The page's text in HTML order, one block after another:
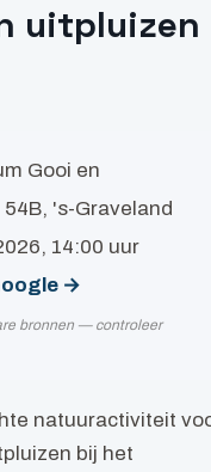
uitpluizen
Gooi en
's-Graveland
14:00 uur
→
bronnen — controleer
natuuractiviteit
bij het